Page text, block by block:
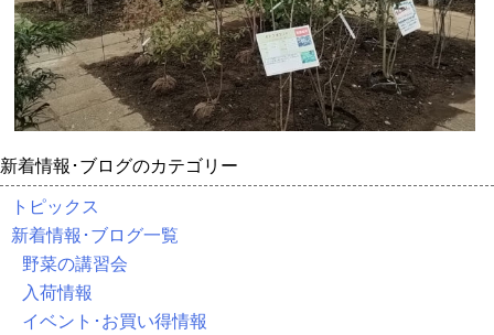
新着情報･ブログのカテゴリー
トピックス
新着情報･ブログ一覧
野菜の講習会
入荷情報
イベント･お買い得情報